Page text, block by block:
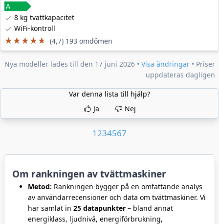
8 kg tvättkapacitet
WiFi-kontroll
★★★★★
★★★★★ (4,7) 193 omdömen
Nya modeller lades till den 17 juni 2026 • Visa ändringar • Priser
uppdateras dagligen
Var denna lista till hjälp?
Ja
Nej
1234567
Om rankningen av tvättmaskiner
Metod: Rankningen bygger på en omfattande analys
av användarrecensioner och data om tvättmaskiner. Vi
har samlat in 25 datapunkter – bland annat
energiklass, ljudnivå, energiförbrukning,